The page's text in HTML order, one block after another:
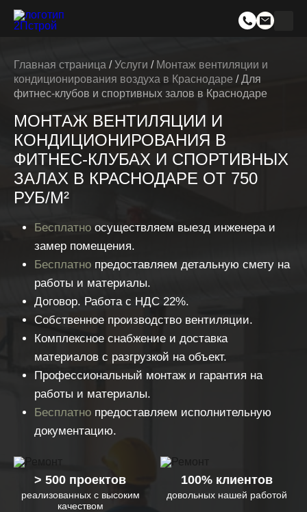
Главная страница /Услуги / Монтаж вентиляции и
кондиционирования воздуха в Краснодаре /Для
фитнес-клубов и спортивных залов в Краснодаре
МОНТАЖ ВЕНТИЛЯЦИИ И
КОНДИЦИОНИРОВАНИЯ В
ФИТНЕС-КЛУБАХ И СПОРТИВНЫХ
ЗАЛАХ В КРАСНОДАРЕ ОТ 750
РУБ/М²
Бесплатно осуществляем выезд инженера и
замер помещения.
Бесплатно предоставляем детальную смету на
работы и материалы.
Договор. Работа с НДС 22%.
Собственное производство вентиляции.
Комплексное снабжение и доставка
материалов с разгрузкой на объект.
Профессиональный монтаж и гарантия на
работы и материалы.
Бесплатно предоставляем исполнительную
документацию.
> 500 проектов
реализованных с высоким
качеством
100% клиентов
довольных нашей работой